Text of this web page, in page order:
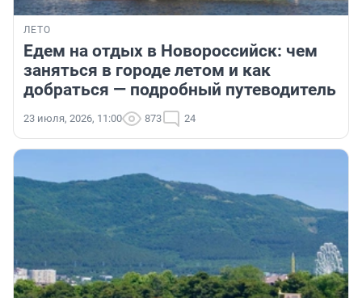
ЛЕТО
Едем на отдых в Новороссийск: чем
заняться в городе летом и как
добраться — подробный путеводитель
23 июля, 2026, 11:00 873 24